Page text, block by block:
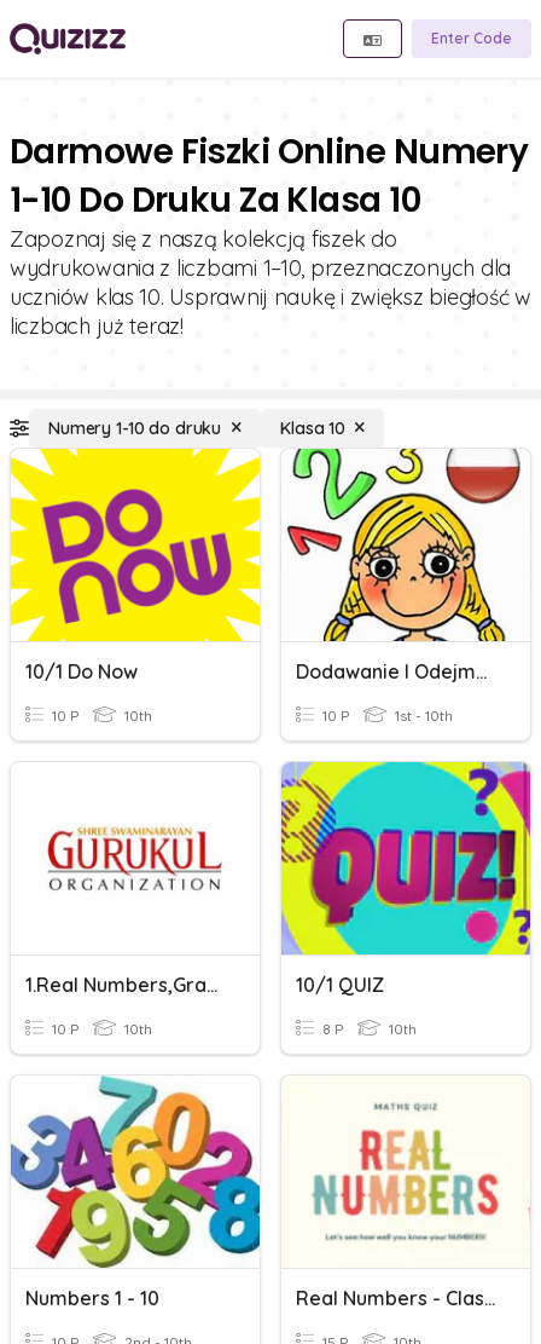
Enter Code
Darmowe Fiszki Online Numery
1-10 Do Druku Za Klasa 10
Zapoznaj się z naszą kolekcją fiszek do
wydrukowania z liczbami 1–10, przeznaczonych dla
uczniów klas 10. Usprawnij naukę i zwiększ biegłość w
liczbach już teraz!
Numery 1-10 do druku Klasa 10
10/1 Do Now
10 P 10th
Dodawanie I Odejmowanie Do 10
10 P 1st - 10th
1.Real Numbers,Grade 10
10 P 10th
10/1 QUIZ
8 P 10th
Numbers 1 - 10 Real Numbers - Class 10 CBSE